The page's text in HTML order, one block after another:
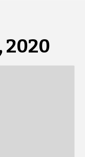
2020